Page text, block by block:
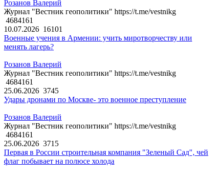
Розанов Валерий
Журнал "Вестник геополитики" https://t.me/vestnikg
4684161
10.07.2026 16101
Военные учения в Армении: учить миротворчеству или
менять лагерь?
Розанов Валерий
Журнал "Вестник геополитики" https://t.me/vestnikg
4684161
25.06.2026 3745
Удары дронами по Москве- это военное преступление
Розанов Валерий
Журнал "Вестник геополитики" https://t.me/vestnikg
4684161
25.06.2026 3715
Первая в России строительная компания "Зеленый Сад", чей
флаг побывает на полюсе холода